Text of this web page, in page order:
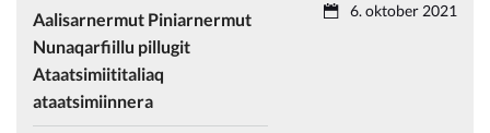
Aalisarnermut Piniarnermut
Nunaqarfiillu pillugit
Ataatsimiititaliaq
ataatsimiinnera
6. oktober 2021